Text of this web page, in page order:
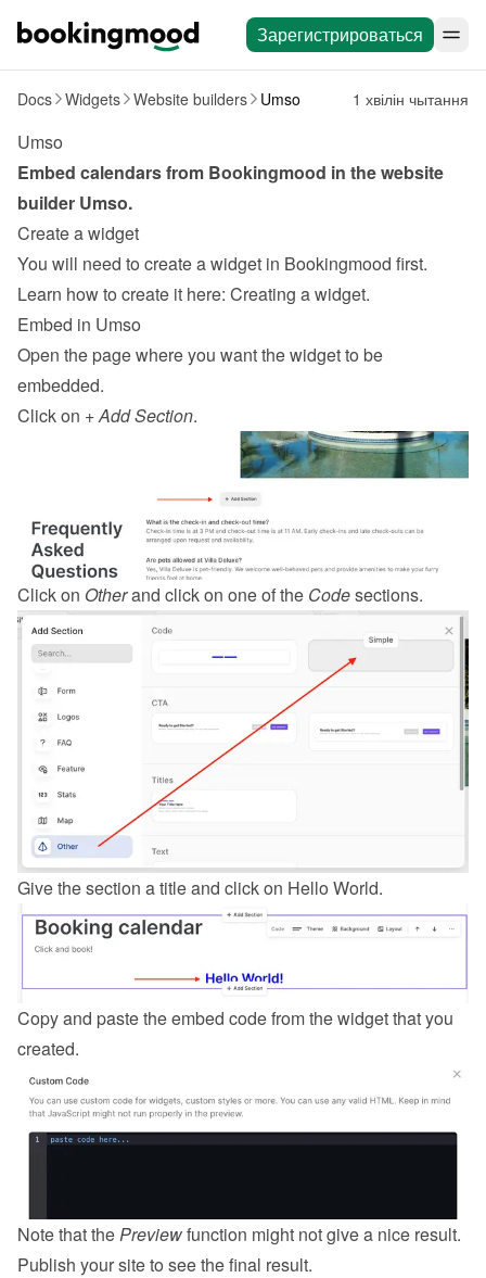
Зарегистрироваться
Docs Widgets Website builders Umso 1 хвілін чытання
Umso
Embed calendars from Bookingmood in the website
builder Umso.
Create a widget
You will need to create a widget in Bookingmood first.
Learn how to create it here: Creating a widget.
Embed in Umso
Open the page where you want the widget to be
embedded.
Click on + Add Section.
Click on Other and click on one of the Code sections.
Give the section a title and click on Hello World.
Copy and paste the embed code from the widget that you
created.
Note that the Preview function might not give a nice result.
Publish your site to see the final result.